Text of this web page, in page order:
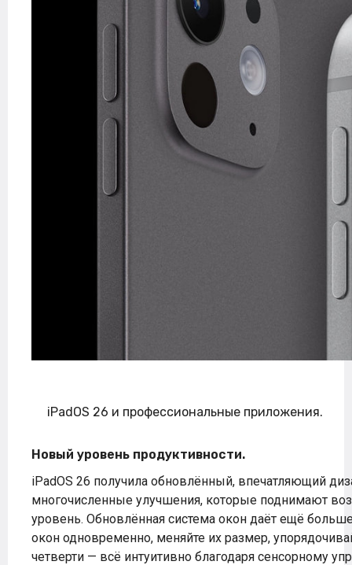
iPadOS 26 и профессиональные приложения.
Новый уровень продуктивности.
iPadOS 26 получила обновлённый, впечатляющий
многочисленные улучшения, которые поднимают
уровень. Обновлённая система окон даёт ещё
окон одновременно, меняйте их размер,
четверти — всё интуитивно благодаря сенсорному